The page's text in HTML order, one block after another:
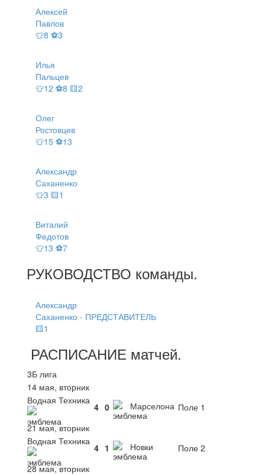
Алексей
Павлов
👕8 ⚽3
Илья
Пальцев
👕12 ⚽8 🟨2
Олег
Ростовцев
👕15 ⚽13
Александр
Саханенко
👕3 🟨1
Виталий
Федотов
👕13 ⚽7
РУКОВОДСТВО команды.
Александр
Саханенко - ПРЕДСТАВИТЕЛЬ
🟨1
РАСПИСАНИЕ матчей.
3Б лига
14 мая, вторник
Водная Техника
4 0 Марселона Поле 1
21 мая, вторник
Водная Техника
4 1 Новки
Поле 2
28 мая, вторник